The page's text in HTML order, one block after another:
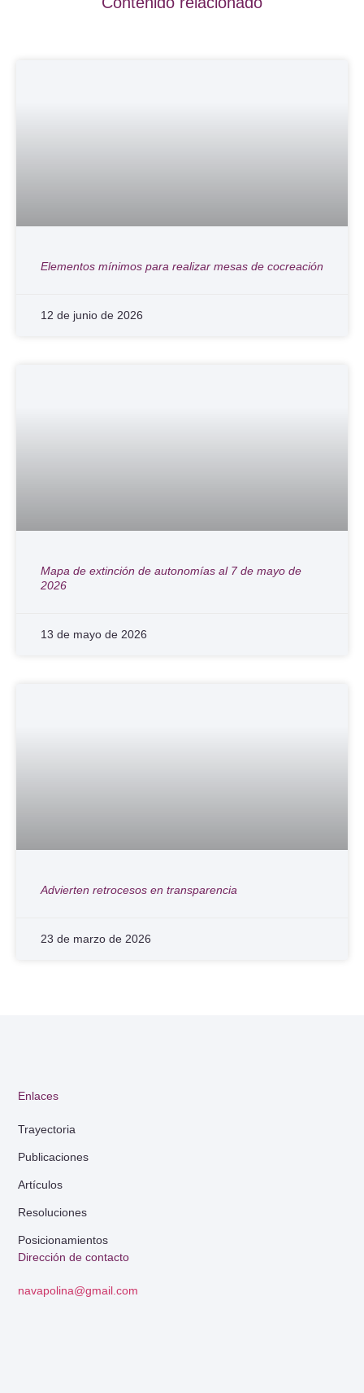
Elementos mínimos para realizar mesas de cocreación
12 de junio de 2026
Mapa de extinción de autonomías al 7 de mayo de
2026
13 de mayo de 2026
Advierten retrocesos en transparencia
23 de marzo de 2026
Dirección de contacto
navapolina@gmail.com
Enlaces
Trayectoria
Publicaciones
Artículos
Resoluciones
Posicionamientos